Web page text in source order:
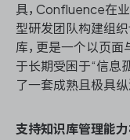
具，Confluence在
型研发团队构建组
库，更是一个以页面
于长期受困于“信息
了一套成熟且极具纵
支持知识库管理能力